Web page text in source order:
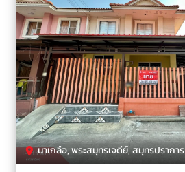
นาเกลือ, พระสมุทรเจดีย์, สมุทรปราการ